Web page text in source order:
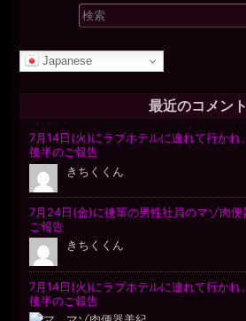
検
索
象:
Japanese
最近のコメント